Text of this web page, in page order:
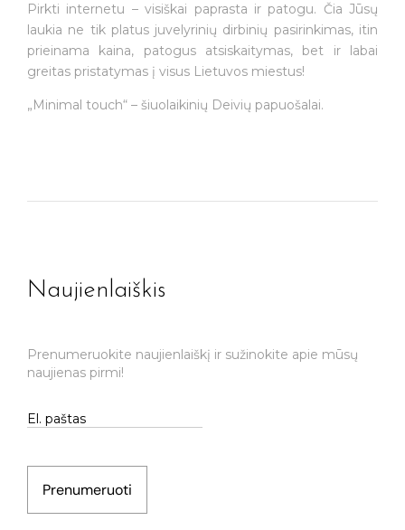
Pirkti internetu – visiškai paprasta ir patogu. Čia Jūsų
laukia ne tik platus juvelyrinių dirbinių pasirinkimas, itin
prieinama kaina, patogus atsiskaitymas, bet ir labai
greitas pristatymas į visus Lietuvos miestus!
„Minimal touch“ – šiuolaikinių Deivių papuošalai.
Naujienlaiškis
Prenumeruokite naujienlaiškį ir sužinokite apie mūsų
naujienas pirmi!
Prenumeruoti